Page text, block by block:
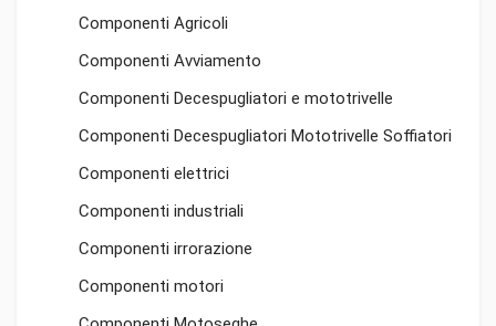
Componenti Agricoli
Componenti Avviamento
Componenti Decespugliatori e mototrivelle
Componenti Decespugliatori Mototrivelle Soffiatori
Componenti elettrici
Componenti industriali
Componenti irrorazione
Componenti motori